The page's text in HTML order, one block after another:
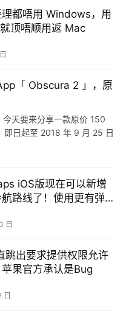
都唔用 Windows，用
顶唔顺用返 Mac
「 Obscura 2 」，原
天要来分享一款原价 150
日起至 2018 年 9 月 25 日
iOS版现在可以新增
路线了！使用更有弹
日
跳出要求提供权限允许
果官方承认是Bug
日